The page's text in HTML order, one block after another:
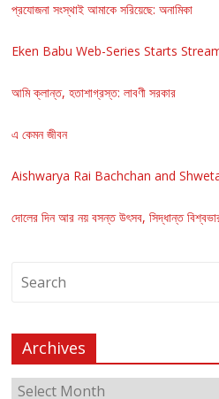
প্রযোজনা সংস্থাই আমাকে সরিয়েছে: অনামিকা
Eken Babu Web-Series Starts
আমি ক্লান্ত, হতাশাগ্রস্ত: লাবণী সরকার
এ কেমন জীবন
Aishwarya Rai Bachchan and
দোলের দিন আর নয় বসন্ত উৎসব, সিদ্ধান্ত
Archives